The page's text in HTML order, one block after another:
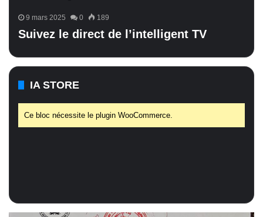
9 mars 2025 0 189
Suivez le direct de l’intelligent TV
IA STORE
Ce bloc nécessite le plugin WooCommerce.